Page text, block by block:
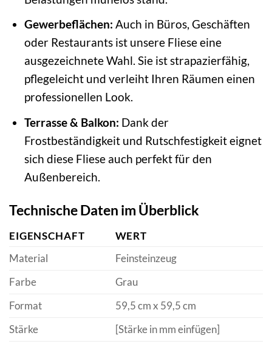
Gewerbeflächen: Auch in Büros, Geschäften
oder Restaurants ist unsere Fliese eine
ausgezeichnete Wahl. Sie ist strapazierfähig,
pflegeleicht und verleiht Ihren Räumen einen
professionellen Look.
Terrasse & Balkon: Dank der
Frostbeständigkeit und Rutschfestigkeit eignet
sich diese Fliese auch perfekt für den
Außenbereich.
Technische Daten im Überblick
EIGENSCHAFT
WERT
Material
Feinsteinzeug
Farbe
Grau
Format
59,5 cm x 59,5 cm
Stärke
[Stärke in mm einfügen]